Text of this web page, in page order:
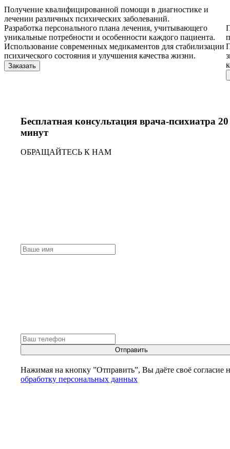
Получение квалифицированной помощи в диагностике и
лечении различных психических заболеваний.
Разработка персонального плана лечения, учитывающего
уникальные потребности и особенности каждого пациента.
Использование современных медикаментов для стабилизации
психического состояния и улучшения качества жизни.
Заказать
Бесплатная консультация врача-психиатра 20
минут
ОБРАЩАЙТЕСЬ К НАМ
Отправить
Нажимая на кнопку ”Отправить”, Вы даёте своё согласие
обработку персональных данных